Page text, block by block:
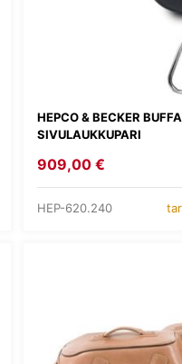
HEPCO & BECKER
SIVULAUKKUPARI
909,00 €
HEP-620.240